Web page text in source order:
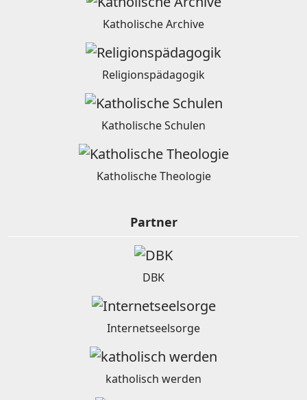
Katholische Archive
Religionspädagogik
Katholische Schulen
Katholische Theologie
Partner
DBK
Internetseelsorge
katholisch werden